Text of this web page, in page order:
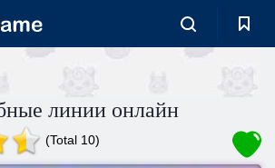
линии онлайн
(Total 10)